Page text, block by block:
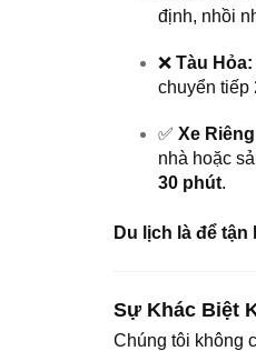
định, nhồi
❌ Tàu Hỏa:
chuyển tiếp
✅ Xe
nhà hoặc
30 phút.
Du lịch là để
Sự Khác Biệt
Chúng tôi không